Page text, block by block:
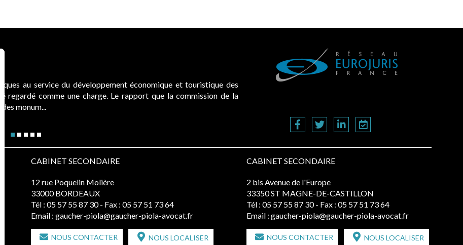
au service du développement économique et touristique des
regardé comme une charge. Le rapport que la commission de la
monum...
CABINET SECONDAIRE
12 rue Poquelin Molière
33000 BORDEAUX
Tél : 05 57 55 87 30 - Fax : 05 57 51 73 64
Email : gaucher-piola@gaucher-piola-avocat.fr
NOUS CONTACTER NOUS LOCALISER
CABINET SECONDAIRE
2 bis Avenue de l'Europe
33350 ST MAGNE-DE-CASTILLON
Tél : 05 57 55 87 30 - Fax : 05 57 51 73 64
Email : gaucher-piola@gaucher-piola-avocat.fr
NOUS CONTACTER NOUS LOCALISER